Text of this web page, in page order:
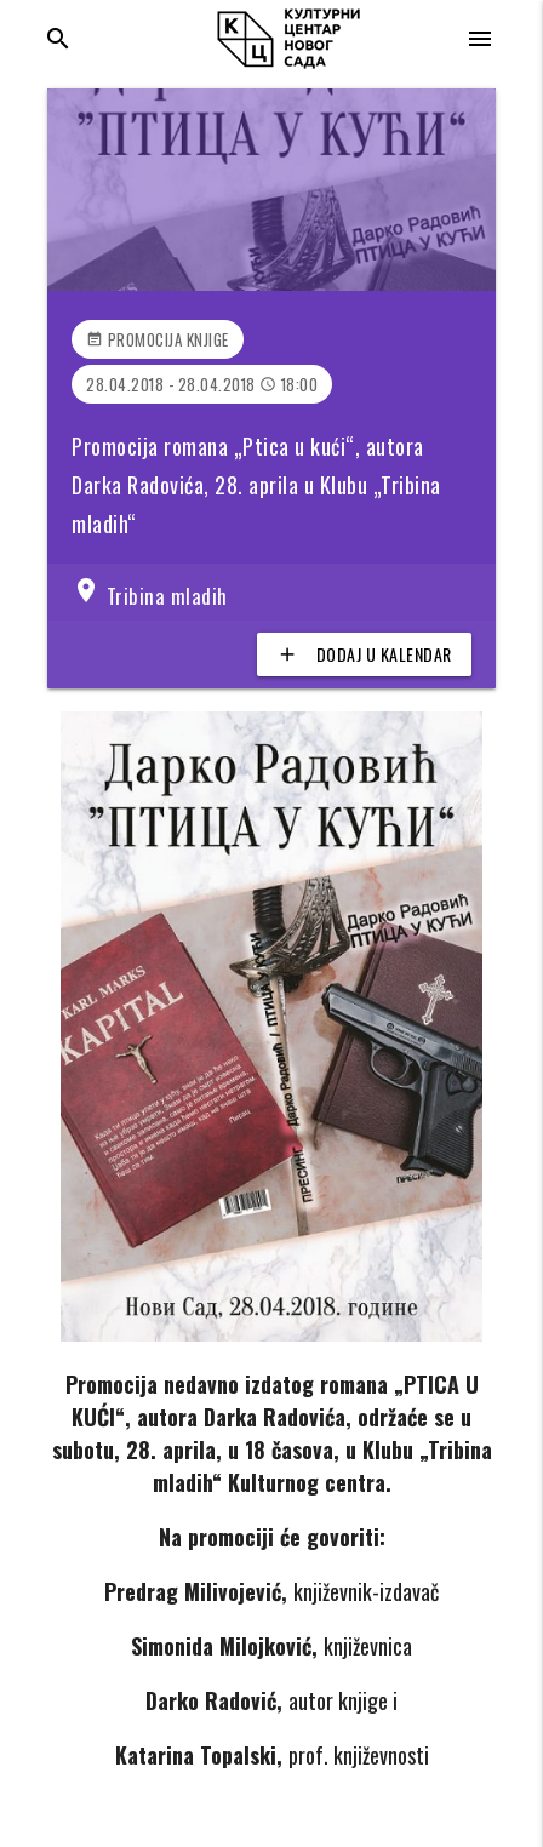
menu
search
event_note PROMOCIJA KNJIGE
28.04.2018 - 28.04.2018 access_time 18:00
Promocija romana „Ptica u kući“, autora
Darka Radovića, 28. aprila u Klubu „Tribina
mladih“
location_on Tribina mladih
add DODAJ U KALENDAR
Promocija nedavno izdatog romana „PTICA U
KUĆI“, autora Darka Radovića, održaće se u
subotu, 28. aprila, u 18 časova, u Klubu „Tribina
mladih“ Kulturnog centra.
Na promociji će govoriti:
Predrag Milivojević, književnik-izdavač
Simonida Milojković, književnica
Darko Radović, autor knjige i
Katarina Topalski, prof. književnosti